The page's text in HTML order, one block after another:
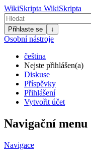
WikiSkripta WikiSkripta
Přihlaste se ↓
Osobní nástroje
čeština
Nejste přihlášen(a)
Diskuse
Příspěvky
Přihlášení
Vytvořit účet
Navigační menu
Navigace